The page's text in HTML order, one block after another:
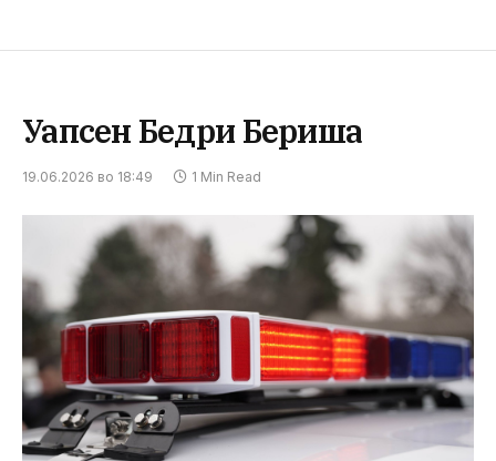
Уапсен Бедри Бериша
19.06.2026 во 18:49 1 Min Read